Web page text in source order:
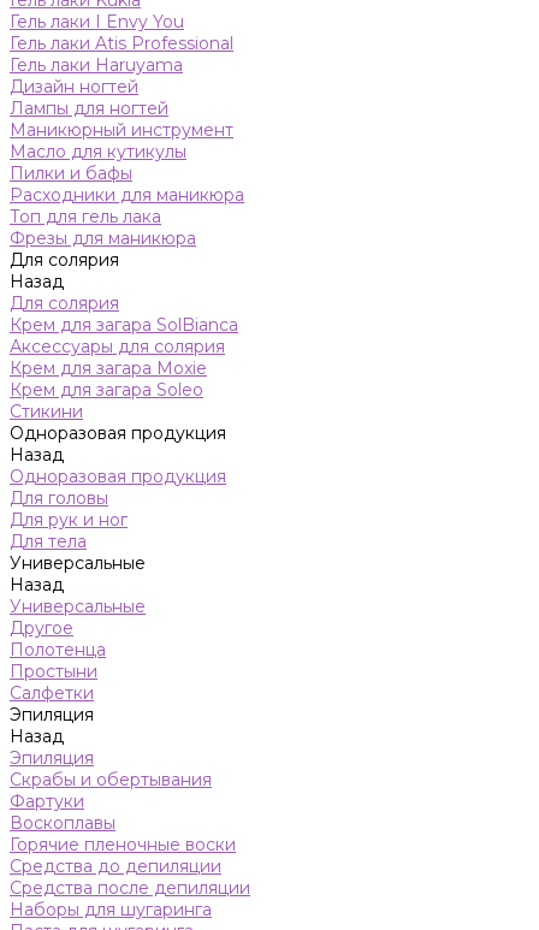
Гель лаки I Envy You
Гель лаки Atis Professional
Гель лаки Haruyama
Дизайн ногтей
Лампы для ногтей
Маникюрный инструмент
Масло для кутикулы
Пилки и бафы
Расходники для маникюра
Топ для гель лака
Фрезы для маникюра
Для солярия
Назад
Для солярия
Крем для загара SolBianca
Аксессуары для солярия
Крем для загара Moxie
Крем для загара Soleo
Стикини
Одноразовая продукция
Назад
Одноразовая продукция
Для головы
Для рук и ног
Для тела
Универсальные
Назад
Универсальные
Другое
Полотенца
Простыни
Салфетки
Эпиляция
Назад
Эпиляция
Скрабы и обертывания
Фартуки
Воскоплавы
Горячие пленочные воски
Средства до депиляции
Средства после депиляции
Наборы для шугаринга